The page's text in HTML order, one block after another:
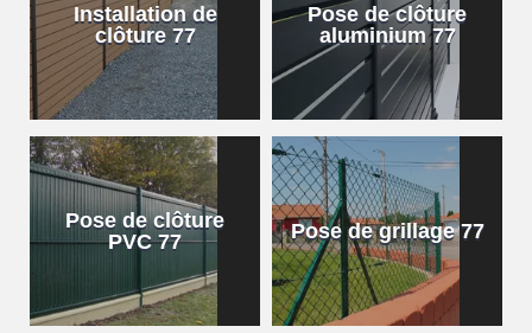
Installation de
clôture 77
Pose de clôture
aluminium 77
Pose de clôture
PVC 77
Pose de grillage 77